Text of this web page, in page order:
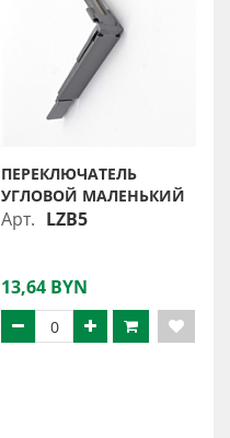
ПЕРЕКЛЮЧАТЕЛЬ
УГЛОВОЙ МАЛЕНЬКИЙ
Арт. LZB5
13,64 BYN